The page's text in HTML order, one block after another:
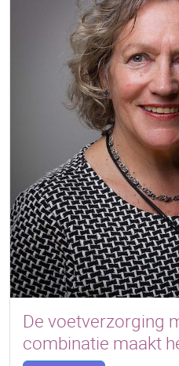
De voetverzorging
combinatie maakt